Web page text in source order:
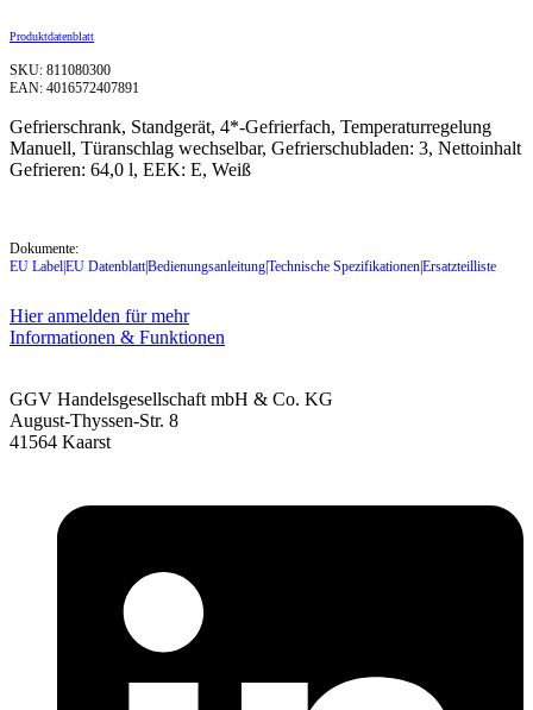
Produktdatenblatt
SKU: 811080300
EAN: 4016572407891
Gefrierschrank, Standgerät, 4*-Gefrierfach, Temperaturregelung
Manuell, Türanschlag wechselbar, Gefrierschubladen: 3, Nettoinhalt
Gefrieren: 64,0 l, EEK: E, Weiß
Dokumente:
EU Label|EU Datenblatt|Bedienungsanleitung|Technische Spezifikationen|Ersatzteilliste
Hier anmelden für mehr
Informationen & Funktionen
GGV Handelsgesellschaft mbH & Co. KG
August-Thyssen-Str. 8
41564 Kaarst